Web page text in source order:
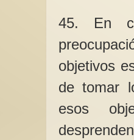
45. En
objetivos
de tomar
esos